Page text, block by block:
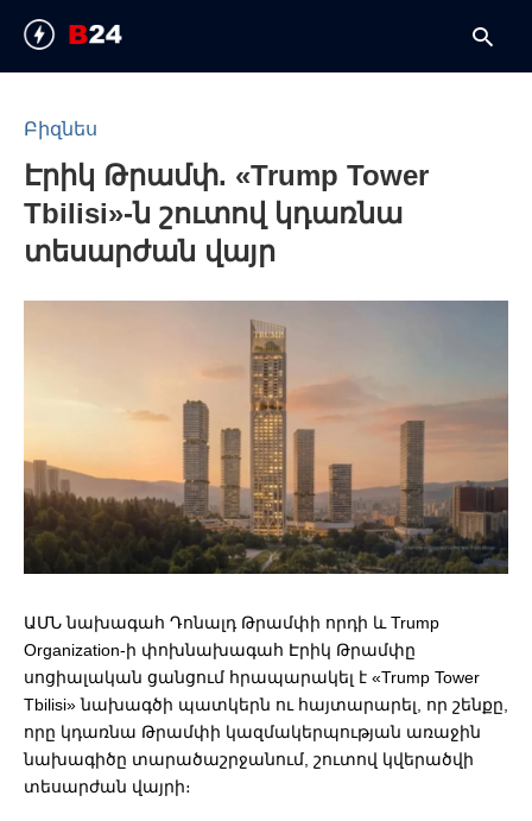
Բիզնես
Էրիկ Թրամփ. «Trump Tower
Tbilisi»-ն շուտով կդառնա
տեսարժան վայր
ԱՄՆ նախագահ Դոնալդ Թրամփի որդի և Trump
Organization-ի փոխնախագահ Էրիկ Թրամփը
սոցիալական ցանցում հրապարակել է «Trump Tower
Tbilisi» նախագծի պատկերն ու հայտարարել, որ շենքը,
որը կդառնա Թրամփի կազմակերպության առաջին
նախագիծը տարածաշրջանում, շուտով կվերածվի
տեսարժան վայրի։